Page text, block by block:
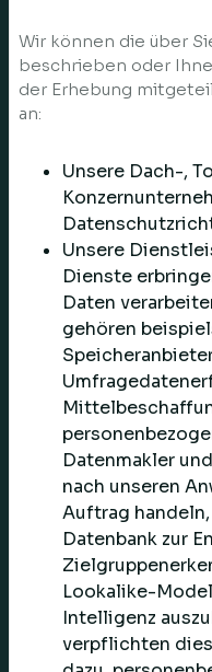
Wir können die über
beschrieben oder
der Erhebung
an:
Unsere Dach-,
Unsere
Dienste
Daten
gehören
Datenmakler
nach unseren
Auftrag
Datenbank zur
Lookalike-
Intelligenz
verpflichten